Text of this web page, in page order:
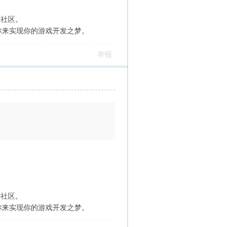
区。
实现你的游戏开发之梦。
举报
区。
实现你的游戏开发之梦。